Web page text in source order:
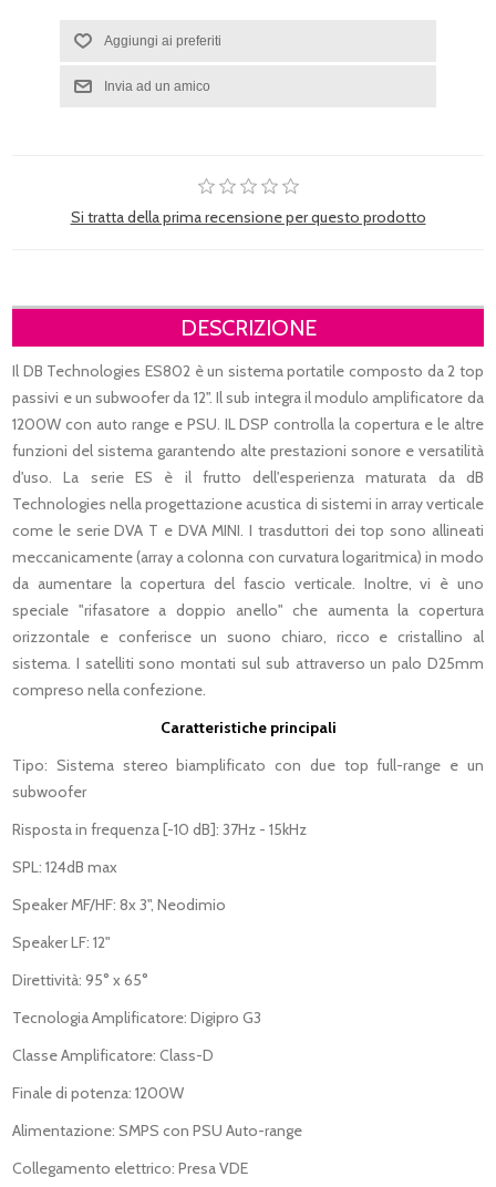
Si tratta della prima recensione per questo prodotto
DESCRIZIONE
Il DB Technologies ES802 è un sistema portatile composto da 2 top
passivi e un subwoofer da 12". Il sub integra il modulo amplificatore da
1200W con auto range e PSU. IL DSP controlla la copertura e le altre
funzioni del sistema garantendo alte prestazioni sonore e versatilità
d'uso. La serie ES è il frutto dell'esperienza maturata da dB
Technologies nella progettazione acustica di sistemi in array verticale
come le serie DVA T e DVA MINI. I trasduttori dei top sono allineati
meccanicamente (array a colonna con curvatura logaritmica) in modo
da aumentare la copertura del fascio verticale. Inoltre, vi è uno
speciale "rifasatore a doppio anello" che aumenta la copertura
orizzontale e conferisce un suono chiaro, ricco e cristallino al
sistema. I satelliti sono montati sul sub attraverso un palo D25mm
compreso nella confezione.
Caratteristiche principali
Tipo: Sistema stereo biamplificato con due top full-range e un
subwoofer
Risposta in frequenza [-10 dB]: 37Hz - 15kHz
SPL: 124dB max
Speaker MF/HF: 8x 3", Neodimio
Speaker LF: 12"
Direttività: 95° x 65°
Tecnologia Amplificatore: Digipro G3
Classe Amplificatore: Class-D
Finale di potenza: 1200W
Alimentazione: SMPS con PSU Auto-range
Collegamento elettrico: Presa VDE